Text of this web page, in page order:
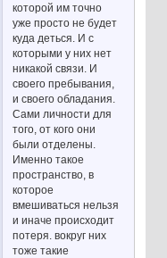
которой им точно
уже просто не будет
куда деться. И с
которыми у них нет
никакой связи. И
своего пребывания,
и своего обладания.
Сами личности для
того, от кого они
были отделены.
Именно такое
пространство, в
которое
вмешиваться нельзя
и иначе происходит
потеря. вокруг них
тоже такие